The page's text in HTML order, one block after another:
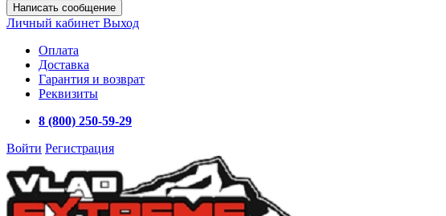
Написать сообщение
Личный кабинет Выход
Оплата
Доставка
Гарантия и возврат
Реквизиты
8 (800) 250-59-29
Войти Регистрация